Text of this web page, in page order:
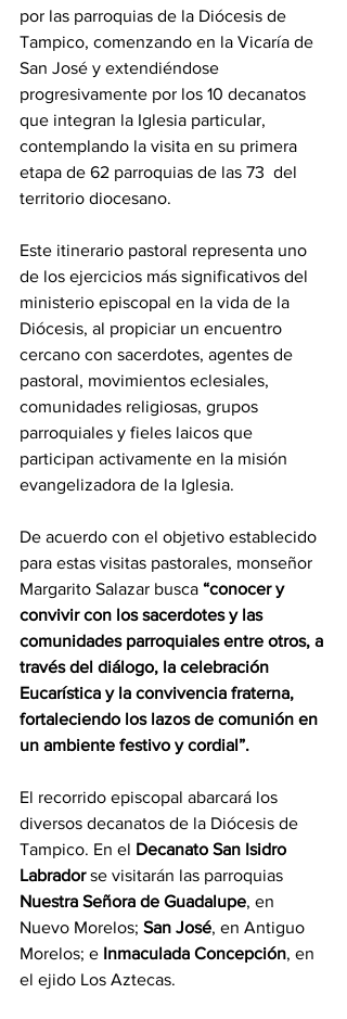
por las parroquias de la Diócesis de
Tampico, comenzando en la Vicaría de
San José y extendiéndose
progresivamente por los 10 decanatos
que integran la Iglesia particular,
contemplando la visita en su primera
etapa de 62 parroquias de las 73  del
territorio diocesano.
Este itinerario pastoral representa uno
de los ejercicios más significativos del
ministerio episcopal en la vida de la
Diócesis, al propiciar un encuentro
cercano con sacerdotes, agentes de
pastoral, movimientos eclesiales,
comunidades religiosas, grupos
parroquiales y fieles laicos que
participan activamente en la misión
evangelizadora de la Iglesia.
De acuerdo con el objetivo establecido
para estas visitas pastorales, monseñor
Margarito Salazar busca “conocer y
convivir con los sacerdotes y las
comunidades parroquiales entre otros, a
través del diálogo, la celebración
Eucarística y la convivencia fraterna,
fortaleciendo los lazos de comunión en
un ambiente festivo y cordial”.
El recorrido episcopal abarcará los
diversos decanatos de la Diócesis de
Tampico. En el Decanato San Isidro
Labrador se visitarán las parroquias
Nuestra Señora de Guadalupe, en
Nuevo Morelos; San José, en Antiguo
Morelos; e Inmaculada Concepción, en
el ejido Los Aztecas.